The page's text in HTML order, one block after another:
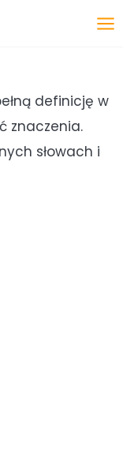
definicję w
znaczenia.
słowach i